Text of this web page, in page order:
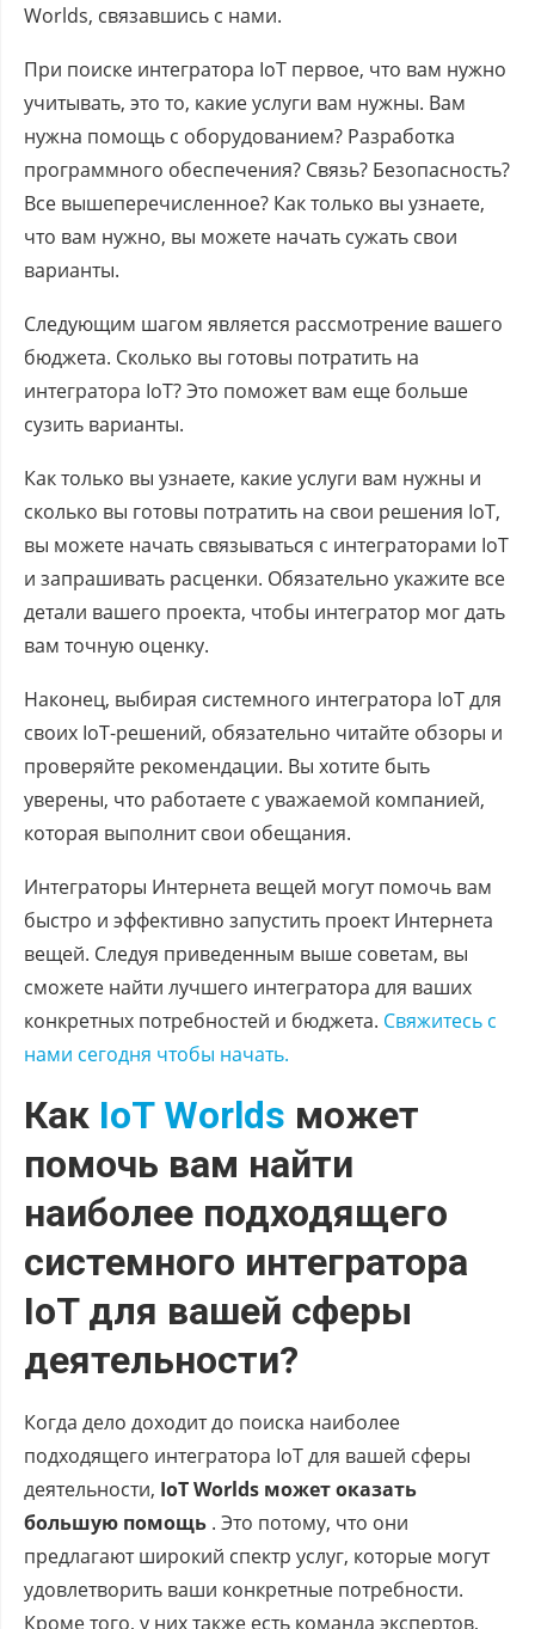
Worlds, связавшись с нами.
При поиске интегратора IoT первое, что вам нужно
учитывать, это то, какие услуги вам нужны. Вам
нужна помощь с оборудованием? Разработка
программного обеспечения? Связь? Безопасность?
Все вышеперечисленное? Как только вы узнаете,
что вам нужно, вы можете начать сужать свои
варианты.
Следующим шагом является рассмотрение вашего
бюджета. Сколько вы готовы потратить на
интегратора IoT? Это поможет вам еще больше
сузить варианты.
Как только вы узнаете, какие услуги вам нужны и
сколько вы готовы потратить на свои решения IoT,
вы можете начать связываться с интеграторами IoT
и запрашивать расценки. Обязательно укажите все
детали вашего проекта, чтобы интегратор мог дать
вам точную оценку.
Наконец, выбирая системного интегратора IoT для
своих IoT-решений, обязательно читайте обзоры и
проверяйте рекомендации. Вы хотите быть
уверены, что работаете с уважаемой компанией,
которая выполнит свои обещания.
Интеграторы Интернета вещей могут помочь вам
быстро и эффективно запустить проект Интернета
вещей. Следуя приведенным выше советам, вы
сможете найти лучшего интегратора для ваших
конкретных потребностей и бюджета. Свяжитесь с
нами сегодня чтобы начать.
Как IoT Worlds может
помочь вам найти
наиболее подходящего
системного интегратора
IoT для вашей сферы
деятельности?
Когда дело доходит до поиска наиболее
подходящего интегратора IoT для вашей сферы
деятельности, IoT Worlds может оказать
большую помощь . Это потому, что они
предлагают широкий спектр услуг, которые могут
удовлетворить ваши конкретные потребности.
Кроме того, у них также есть команда экспертов,